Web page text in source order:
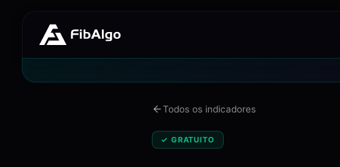
Todos os indicadores
✓ GRATUITO